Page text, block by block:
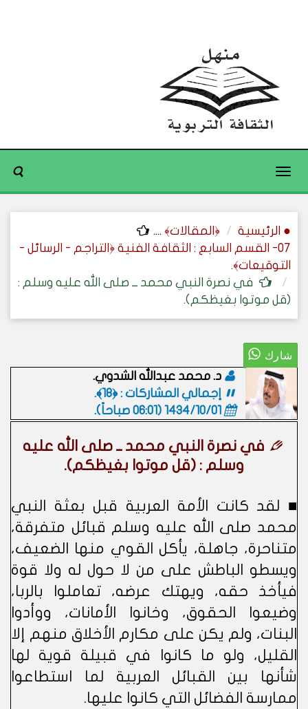
Toggle
● الرئيسية ﴿المقالات﴾ ....
07- القسم السابع : الثقافة الفنية ﴿التراجم - الرسائل -
التوقيعات﴾.
في نصرة النبي محمد ــ صلى الله عليه وسلم :
(قل موتوا بغيظكم).
د. محمد عبدالله الشدوي.
إجمالي المشاركات : ﴿18﴾.
1434/10/01 (06:01 صباحاً)
.
في نصرة النبي محمد ــ صلى الله عليه
وسلم : (قل موتوا بغيظكم).
■ لقد كانت الأمة العربية قبل بعثة النبي
محمد صلى الله عليه وسلم قبائل متفرقة،
متناحرة، جاهلة، يأكل القوي منها الضعيف،
ويسطو الباطش على من لا حول له ولا قوة
فيأخذ حقه، ويهتك عرضه، تعاملوا بالربا،
وضيعوا الحقوق، وخانوا الأمانات، ووأدوا
البنات، ولم يكن على مكارم الأخلاق منهم إلا
القليل، ولو ما كانوا في قبيلة قوية لها
شأنها بين القبائل العربية لما استطاعوا
ممارسة الفضائل التي كانوا عليها.